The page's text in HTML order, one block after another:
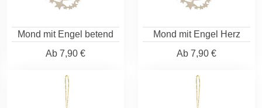
Mond mit Engel betend
Ab 7,90 €
Mond mit Engel Herz
Ab 7,90 €